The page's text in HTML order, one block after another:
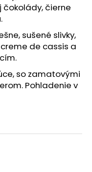
čokolády, čierne
sušené slivky,
de cassis a
so zamatovými
Pohladenie v